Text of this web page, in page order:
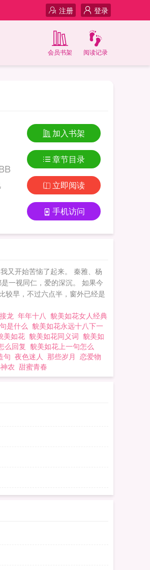
登录
注册
阅读记录
会员书架
加入书架
章节目录
立即阅读
手机访问
又开始苦恼了起来。 秦雅、杨
一视同仁，爱的深沉。 如果今
较早，不过六点半，窗外已经是
龙 年年十八 貌美如花女人经典
是什么 貌美如花永远十八下一
美如花 貌美如花同义词 貌美如
么回复 貌美如花上一句怎么
句 夜色迷人 那些岁月 恋爱物
农 甜蜜青春